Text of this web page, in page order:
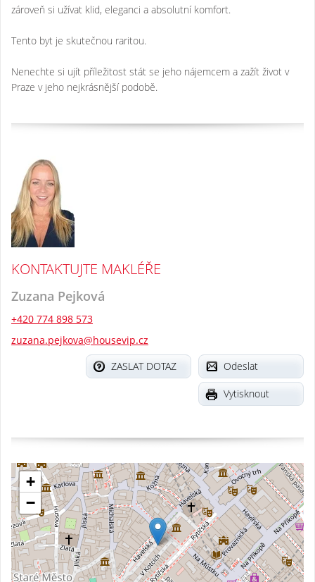
zároveň si užívat klid, eleganci a absolutní komfort.
Tento byt je skutečnou raritou.
Nenechte si ujít příležitost stát se jeho nájemcem a zažít život v
Praze v jeho nejkrásnější podobě.
KONTAKTUJTE MAKLÉŘE
Zuzana Pejková
+420 774 898 573
zuzana.pejkova@housevip.cz
Odeslat
ZASLAT DOTAZ
Vytisknout
+
−